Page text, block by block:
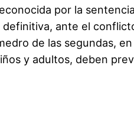
por la
ante el
de las segundas,
y adultos, deben